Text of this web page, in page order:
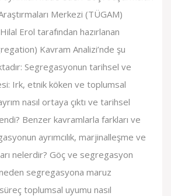
Merkezi (TÜGAM)
Erol tarafından hazırlanan
Kavram Analizi’nde şu
Segregasyonun tarihsel ve
Irk, etnik köken ve toplumsal
nasıl ortaya çıktı ve tarihsel
Benzer kavramlarla farkları ve
ayrımcılık, marjinalleşme ve
nelerdir? Göç ve segregasyon
segregasyona maruz
toplumsal uyumu nasıl